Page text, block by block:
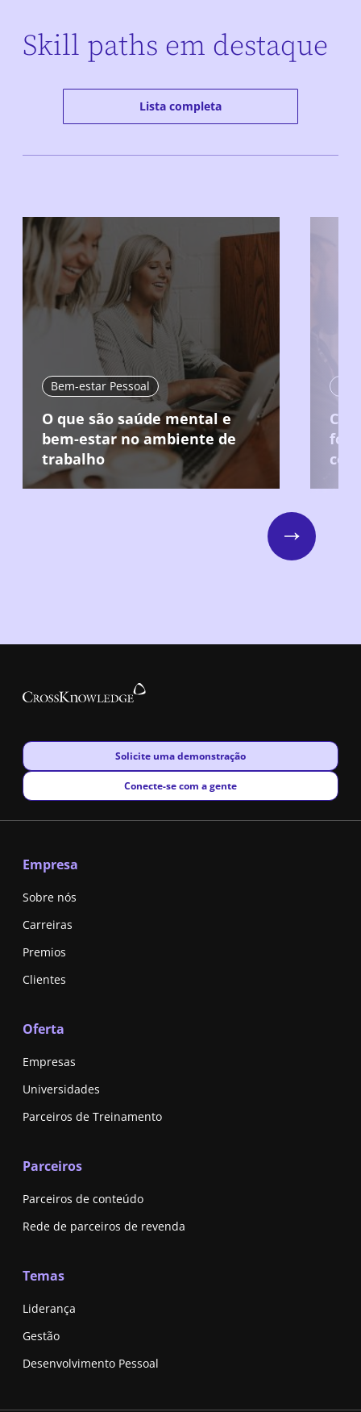
Skill paths em destaque
Lista completa
Bem-estar Pessoal
O que são saúde mental e
bem-estar no ambiente de
trabalho
Next
New window
Solicite uma demonstração
New window
Conecte-se com a gente
Empresa
Sobre nós
Carreiras
Premios
Clientes
Oferta
Empresas
Universidades
Parceiros de Treinamento
Parceiros
Parceiros de conteúdo
Rede de parceiros de revenda
Temas
Liderança
Gestão
Desenvolvimento Pessoal